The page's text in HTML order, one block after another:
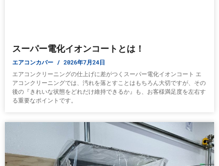
スーパー電化イオンコートとは！
エアコンカバー 2026年7月24日
エアコンクリーニングの仕上げに差がつくスーパー電化イオンコート エ
アコンクリーニングでは、汚れを落とすことはもちろん大切ですが、その
後の『きれいな状態をどれだけ維持できるか』も、お客様満足度を左右す
る重要なポイントです。